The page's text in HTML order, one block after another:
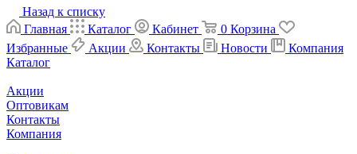
Назад к списку
Главная
Каталог Кабинет 0 Корзина
Избранные
Акции Контакты Новости
Компания
Каталог
Акции
Оптовикам
Контакты
Компания